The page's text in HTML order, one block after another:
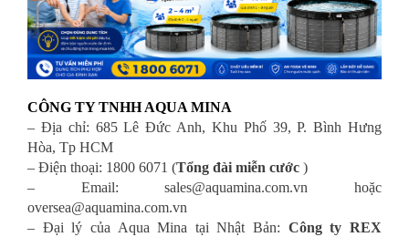
CÔNG TY TNHH AQUA MINA
– Địa chỉ: 685 Lê Đức Anh, Khu Phố 39, P. Bình Hưng
Hòa, Tp HCM
– Điện thoại: 1800 6071 (Tổng đài miễn cước )
– Email: sales@aquamina.com.vn hoặc
oversea@aquamina.com.vn
– Đại lý của Aqua Mina tại Nhật Bản: Công ty REX